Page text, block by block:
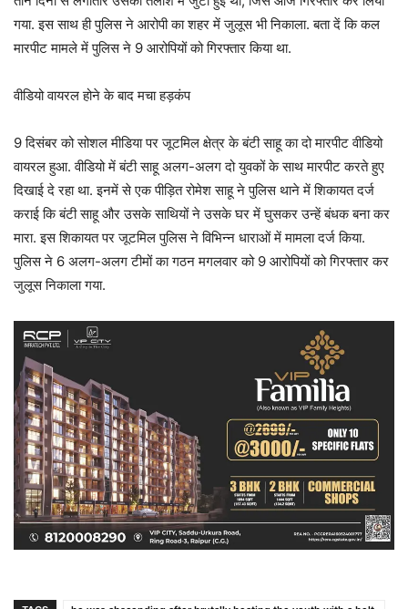
गया. इस साथ ही पुलिस ने आरोपी का शहर में जुलूस भी निकाला. बता दें कि कल
मारपीट मामले में पुलिस ने 9 आरोपियों को गिरफ्तार किया था.
वीडियो वायरल होने के बाद मचा हड़कंप
9 दिसंबर को सोशल मीडिया पर जूटमिल क्षेत्र के बंटी साहू का दो मारपीट वीडियो
वायरल हुआ. वीडियो में बंटी साहू अलग-अलग दो युवकों के साथ मारपीट करते हुए
दिखाई दे रहा था. इनमें से एक पीड़ित रोमेश साहू ने पुलिस थाने में शिकायत दर्ज
कराई कि बंटी साहू और उसके साथियों ने उसके घर में घुसकर उन्हें बंधक बना कर
मारा. इस शिकायत पर जूटमिल पुलिस ने विभिन्न धाराओं में मामला दर्ज किया.
पुलिस ने 6 अलग-अलग टीमों का गठन मगलवार को 9 आरोपियों को गिरफ्तार कर
जुलूस निकाला गया.